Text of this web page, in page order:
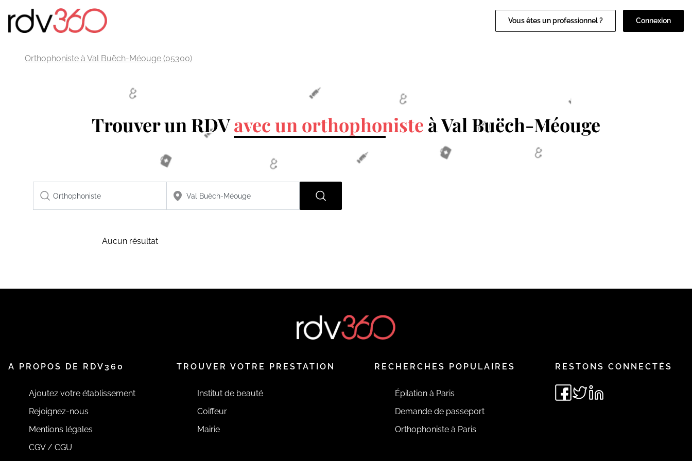
Vous êtes un professionnel ? Connexion
Orthophoniste à Val Buëch-Méouge (05300)
Trouver un RDVavec un orthophoniste à Val Buëch-Méouge
Aucun résultat
A PROPOS DE RDV360
Ajoutez votre établissement
Rejoignez-nous
Mentions légales
CGV / CGU
TROUVER VOTRE PRESTATION
Institut de beauté
Coiffeur
Mairie
RECHERCHES POPULAIRES
Épilation à Paris
Demande de passeport
Orthophoniste à Paris
RESTONS CONNECTÉS